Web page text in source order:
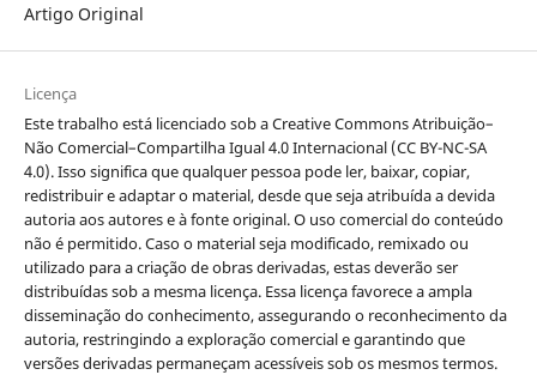
Artigo Original
Licença
Este trabalho está licenciado sob a Creative Commons Atribuição–
Não Comercial–Compartilha Igual 4.0 Internacional (CC BY-NC-SA
4.0). Isso significa que qualquer pessoa pode ler, baixar, copiar,
redistribuir e adaptar o material, desde que seja atribuída a devida
autoria aos autores e à fonte original. O uso comercial do conteúdo
não é permitido. Caso o material seja modificado, remixado ou
utilizado para a criação de obras derivadas, estas deverão ser
distribuídas sob a mesma licença. Essa licença favorece a ampla
disseminação do conhecimento, assegurando o reconhecimento da
autoria, restringindo a exploração comercial e garantindo que
versões derivadas permaneçam acessíveis sob os mesmos termos.